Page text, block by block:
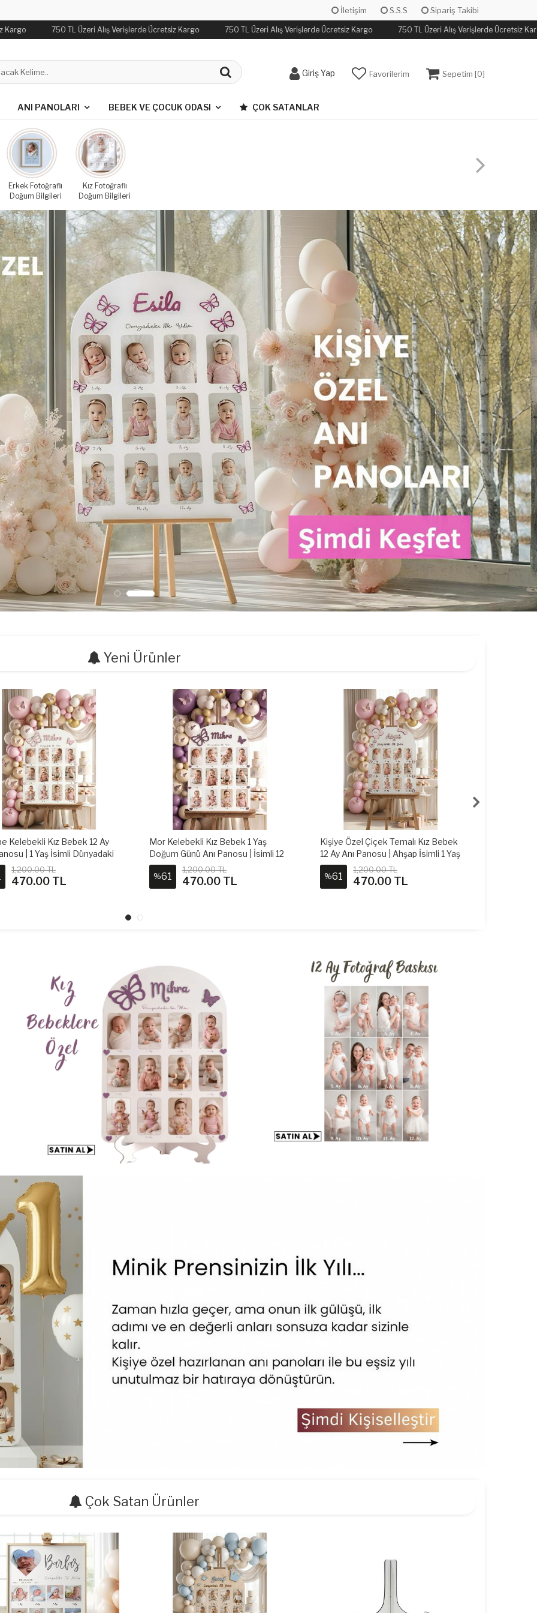
İletişim S.S.S Sipariş Takibi
750 TL Üzeri Alış Verişlerde Ücretsiz Kargo 750 TL Üzeri Alış Verişlerde Ücretsiz Kargo 750 TL Üzeri Alış Verişlerde Ücretsiz Kargo
Giriş Yap Favorilerim Sepetim [0]
ANI PANOLARI BEBEK VE ÇOCUK ODASI ÇOK SATANLAR
Erkek Fotoğraflı
Doğum Bilgileri
Kız Fotoğraflı
Doğum Bilgileri
Yeni Ürünler
Kız Bebek 1 Yaş
Günü Anı Panosu | İsimli 12
1,200.00 TL
470.00 TL
Kişiye Özel Çiçek Temalı Kız Bebek
12 Ay Anı Panosu | Ahşap İsimli 1 Yaş
Fotoğraf Panosu
%61
1,200.00 TL
470.00 TL
Sarı Papatya Temalı Kız Bebek 12
Ay Anı Panosu | Ahşap İsimli 1 Yaş
Doğum Günü Fotoğraf Panosu
%61
1,200.00 TL
470.00 TL
Çok Satan Ürünler